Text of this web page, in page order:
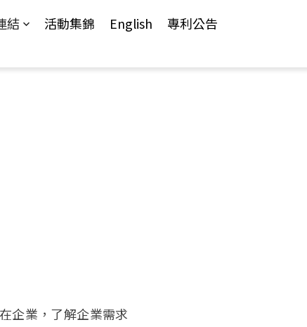
結 活動集錦 English 專利公告
企業，了解企業需求